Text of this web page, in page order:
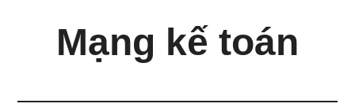
Mạng kế toán